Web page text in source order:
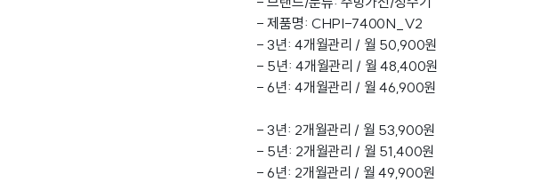
- 제품명: CHPI-7400N_V2
- 3년: 4개월관리 / 월 50,900원
- 5년: 4개월관리 / 월 48,400원
- 6년: 4개월관리 / 월 46,900원
- 3년: 2개월관리 / 월 53,900원
- 5년: 2개월관리 / 월 51,400원
- 6년: 2개월관리 / 월 49,900원